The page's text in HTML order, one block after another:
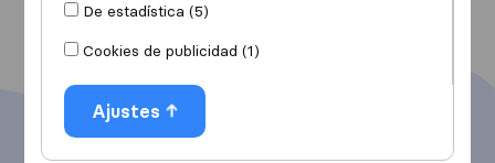
De estadística (5)
Cookies de publicidad (1)
Ajustes